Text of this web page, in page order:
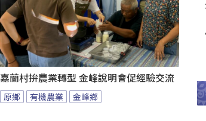
嘉蘭村拚農業轉型 金峰說明會促經驗交流
原鄉 有機農業 金峰鄉